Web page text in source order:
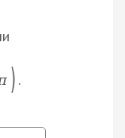
) .